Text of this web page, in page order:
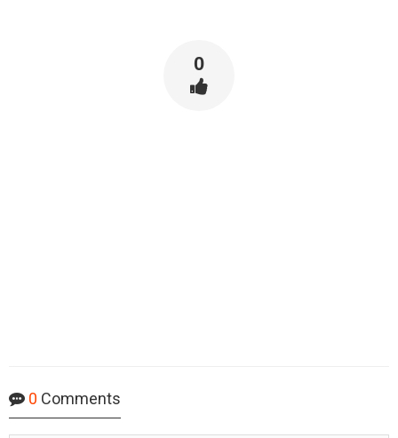
0
0 Comments